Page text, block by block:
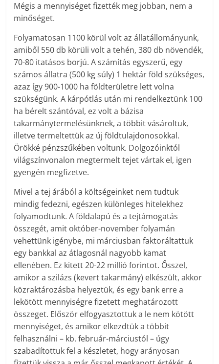
Mégis a mennyiséget fizették meg jobban, nem a
minőséget.
Folyamatosan 1100 körül volt az állatállományunk,
amiből 550 db körüli volt a tehén, 380 db növendék,
70-80 itatásos borjú. A számítás egyszerű, egy
számos állatra (500 kg súly) 1 hektár föld szükséges,
azaz így 900-1000 ha földterületre lett volna
szükségünk. A kárpótlás után mi rendelkeztünk 100
ha bérelt szántóval, ez volt a bázisa
takarmánytermelésünknek, a többit vásároltuk,
illetve termeltettük az új földtulajdonosokkal.
Örökké pénzszűkében voltunk. Dolgozóinktól
világszínvonalon megtermelt tejet vártak el, igen
gyengén megfizetve.
Mivel a tej árából a költségeinket nem tudtuk
mindig fedezni, egészen különleges hitelekhez
folyamodtunk. A földalapú és a tejtámogatás
összegét, amit október-november folyamán
vehettünk igénybe, mi márciusban faktoráltattuk
egy bankkal az átlagosnál nagyobb kamat
ellenében. Ez kitett 20-22 millió forintot. Ősszel,
amikor a szilázs (kevert takarmány) elkészült, akkor
közraktározásba helyeztük, és egy bank erre a
lekötött mennyiségre fizetett meghatározott
összeget. Először elfogyasztottuk a le nem kötött
mennyiséget, és amikor elkezdtük a többit
felhasználni – kb. február-márciustól – úgy
szabadítottuk fel a készletet, hogy arányosan